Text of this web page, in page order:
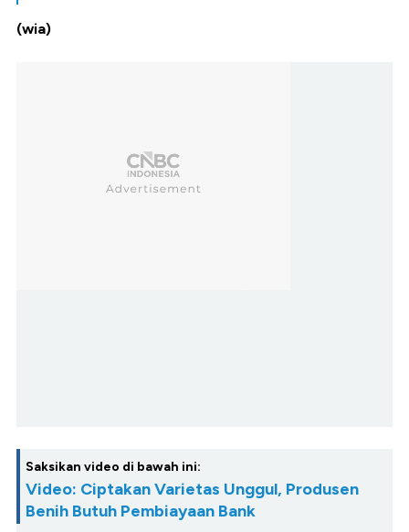
(wia)
Saksikan video di bawah ini:
Video: Ciptakan Varietas Unggul, Produsen
Benih Butuh Pembiayaan Bank